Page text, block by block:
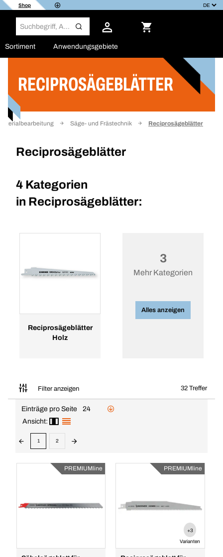
Shop
Sortiment Anwendungsgebiete
RECIPROSÄGEBLÄTTER
Säge- und Frästechnik Reciprosägeblätter
Reciprosägeblätter
4 Kategorien
in Reciprosägeblätter:
Reciprosägeblätter
Holz
3
Mehr Kategorien
Alles anzeigen
Filter anzeigen 32 Treffer
Filter
Einträge pro Seite
24
Ansicht:
1 2
PREMIUMline PREMIUMline
+3
Varianten